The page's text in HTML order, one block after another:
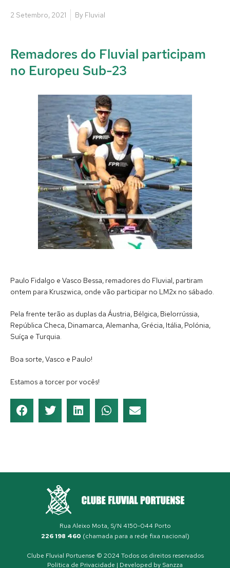
2 Setembro, 2021 By Fluvial
Remadores do Fluvial participam
no Europeu Sub-23
Paulo Fidalgo e Vasco Bessa, remadores do Fluvial, partiram
ontem para Kruszwica, onde vão participar no LM2x no sábado.
Pela frente terão as duplas da Áustria, Bélgica, Bielorrússia,
República Checa, Dinamarca, Alemanha, Grécia, Itália, Polónia,
Suíça e Turquia.
Boa sorte, Vasco e Paulo!
Estamos a torcer por vocês!
Rua Aleixo Mota, S/N 4150-044 Porto
226 198 460 (chamada para a rede fixa nacional)
Clube Fluvial Portuense © 2024 Todos os direitos reservados
Política de Privacidade | Developed by Sanzza